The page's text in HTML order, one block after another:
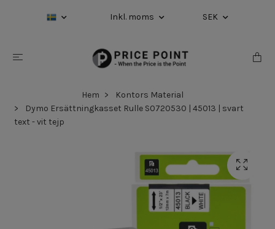
Inkl. moms SEK
Hem
Kontors Material
Dymo Ersättningkasset Rulle S0720530 | 45013 | svart
text - vit tejp